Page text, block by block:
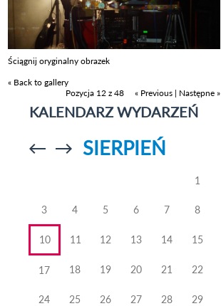
Ściągnij oryginalny obrazek
« Back to gallery
Pozycja 12 z 48
« Previous | Następne »
KALENDARZ WYDARZEŃ
Przejdź doPrzejdź do
SIERPIEŃ
1
3 4 5 6 7 8
10 11 12 13 14 15
17 18 19 20 21 22
24 25 26 27 28 29